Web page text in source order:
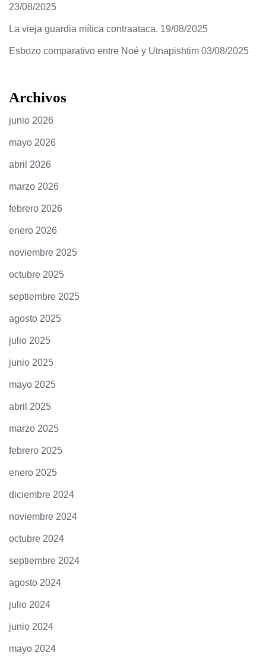
23/08/2025
La vieja guardia mítica contraataca. 19/08/2025
Esbozo comparativo entre Noé y Utnapishtim 03/08/2025
Archivos
junio 2026
mayo 2026
abril 2026
marzo 2026
febrero 2026
enero 2026
noviembre 2025
octubre 2025
septiembre 2025
agosto 2025
julio 2025
junio 2025
mayo 2025
abril 2025
marzo 2025
febrero 2025
enero 2025
diciembre 2024
noviembre 2024
octubre 2024
septiembre 2024
agosto 2024
julio 2024
junio 2024
mayo 2024